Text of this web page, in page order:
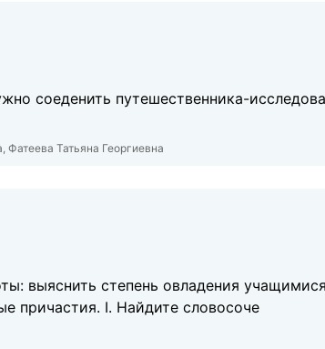
соеденить путешественника-
Фатеева Татьяна Георгиевна
выяснить степень овладения
причастия. I. Найдите словосоче